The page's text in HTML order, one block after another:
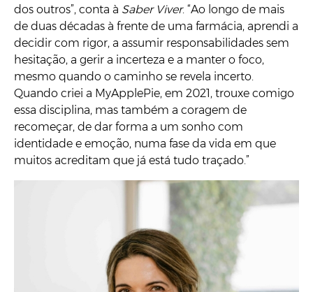
dos outros”, conta à Saber Viver. “Ao longo de mais
de duas décadas à frente de uma farmácia, aprendi a
decidir com rigor, a assumir responsabilidades sem
hesitação, a gerir a incerteza e a manter o foco,
mesmo quando o caminho se revela incerto.
Quando criei a MyApplePie, em 2021, trouxe comigo
essa disciplina, mas também a coragem de
recomeçar, de dar forma a um sonho com
identidade e emoção, numa fase da vida em que
muitos acreditam que já está tudo traçado.”